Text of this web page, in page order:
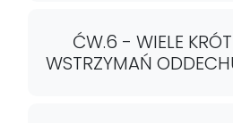
ĆW.6 - WIELE
WSTRZYMAŃ